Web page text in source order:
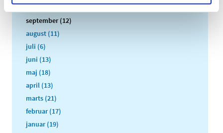
oktober (16)
september (12)
august (11)
juli (6)
juni (13)
maj (18)
april (13)
marts (21)
februar (17)
januar (19)